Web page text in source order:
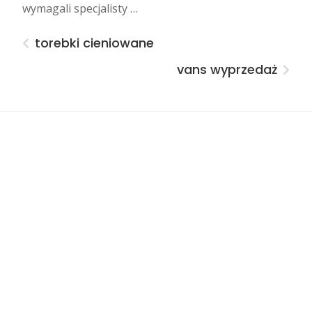
wymagali specjalisty …
torebki cieniowane
vans wyprzedaż